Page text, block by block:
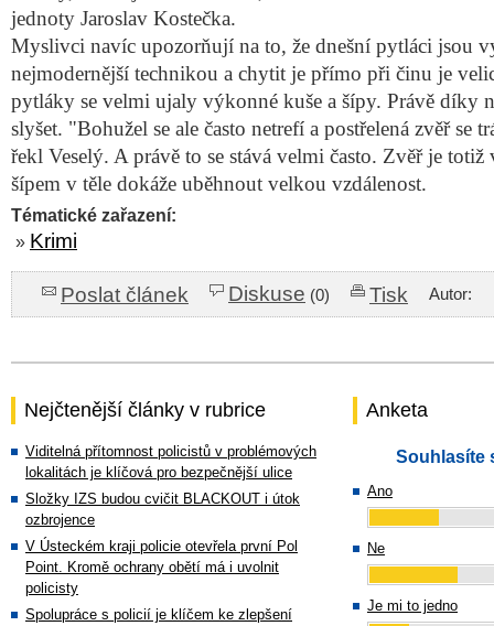
jednoty Jaroslav Kostečka.
Myslivci navíc upozorňují na to, že dnešní pytláci jsou
nejmodernější technikou a chytit je přímo při činu je
pytláky se velmi ujaly výkonné kuše a šípy. Právě díky
slyšet. "Bohužel se ale často netrefí a postřelená zvěř se
řekl Veselý. A právě to se stává velmi často. Zvěř je totiž
šípem v těle dokáže uběhnout velkou vzdálenost.
Tématické zařazení:
» Krimi
Poslat článek Diskuse (0) Tisk Autor:
Nejčtenější články v rubrice
Viditelná přítomnost policistů v problémových
lokalitách je klíčová pro bezpečnější ulice
Složky IZS budou cvičit BLACKOUT i útok
ozbrojence
V Ústeckém kraji policie otevřela první Pol
Point. Kromě ochrany obětí má i uvolnit
policisty
Spolupráce s policií je klíčem ke zlepšení
Anketa
Souhlasíte
Ano
Ne
Je mi to jedno